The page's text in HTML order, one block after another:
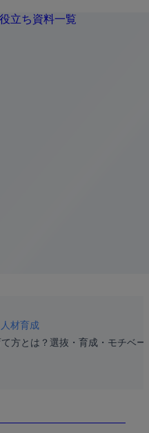
人材育成
方とは？選抜・育成・モチベー